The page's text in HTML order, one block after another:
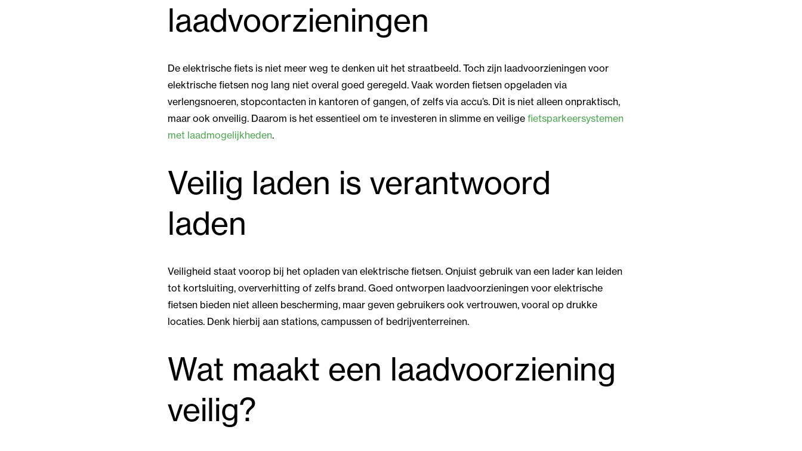
laadvoorzieningen
De elektrische fiets is niet meer weg te denken uit het straatbeeld. Toch zijn laadvoorzieningen voor
elektrische fietsen nog lang niet overal goed geregeld. Vaak worden fietsen opgeladen via
verlengsnoeren, stopcontacten in kantoren of gangen, of zelfs via accu’s. Dit is niet alleen onpraktisch,
maar ook onveilig. Daarom is het essentieel om te investeren in slimme en veilige fietsparkeersystemen
met laadmogelijkheden.
Veilig laden is verantwoord
laden
Veiligheid staat voorop bij het opladen van elektrische fietsen. Onjuist gebruik van een lader kan leiden
tot kortsluiting, oververhitting of zelfs brand. Goed ontworpen laadvoorzieningen voor elektrische
fietsen bieden niet alleen bescherming, maar geven gebruikers ook vertrouwen, vooral op drukke
locaties. Denk hierbij aan stations, campussen of bedrijventerreinen.
Wat maakt een laadvoorziening
veilig?